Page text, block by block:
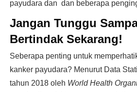
payudara dan dan beberapa
Jangan Tunggu
Bertindak Sekarang!
Seberapa penting untuk
kanker payudara? Menurut Data
tahun 2018 oleh World Health